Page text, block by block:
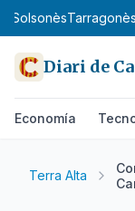
SolsonèsTarragonès
Diari de
Economía
Terra Alta